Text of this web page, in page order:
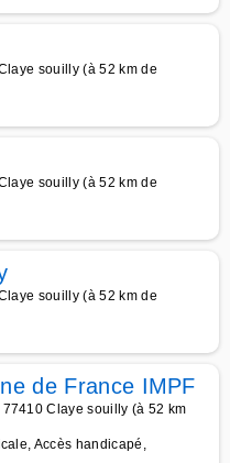
souilly (à 52 km de
souilly (à 52 km de
souilly (à 52 km de
de France IMPF
Claye souilly (à 52 km
Accès handicapé,